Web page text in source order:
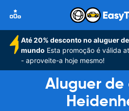
Até 20% desconto no aluguer
mundo Esta promoção é válida
- aproveite-a hoje mesmo!
Aluguer de